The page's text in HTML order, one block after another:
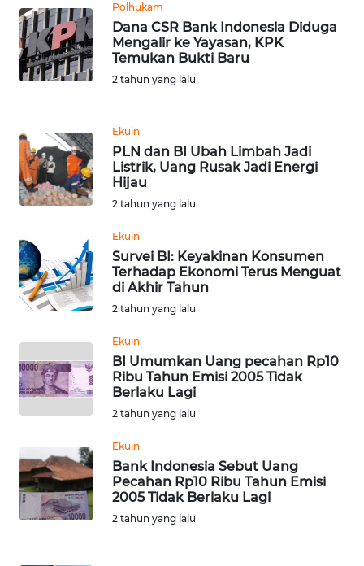
Polhukam
Dana CSR Bank Indonesia Diduga
Mengalir ke Yayasan, KPK
Temukan Bukti Baru
2 tahun yang lalu
Ekuin
PLN dan BI Ubah Limbah Jadi
Listrik, Uang Rusak Jadi Energi
Hijau
2 tahun yang lalu
Ekuin
Survei BI: Keyakinan Konsumen
Terhadap Ekonomi Terus Menguat
di Akhir Tahun
2 tahun yang lalu
Ekuin
BI Umumkan Uang pecahan Rp10
Ribu Tahun Emisi 2005 Tidak
Berlaku Lagi
2 tahun yang lalu
Ekuin
Bank Indonesia Sebut Uang
Pecahan Rp10 Ribu Tahun Emisi
2005 Tidak Berlaku Lagi
2 tahun yang lalu
SUMSEL
WN
BENGKULU
LAMPUNG
WN
JATENG
NUSANTARA
WN
WN
JATIM
WN
KALBAR
KALTENG